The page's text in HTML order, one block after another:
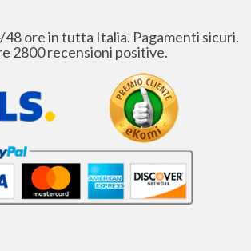
48 ore in tutta Italia. Pagamenti sicuri.
2800 recensioni positive.